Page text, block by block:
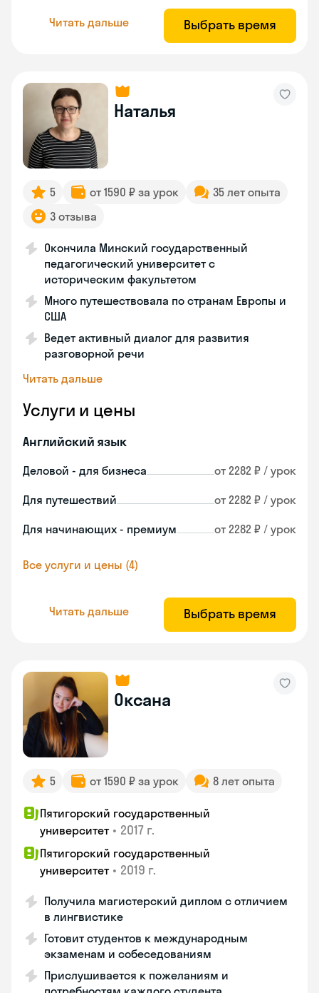
Читать дальше Выбрать время
Наталья
5 от 1590 ₽ за урок
35 лет опыта
3 отзыва
Окончила Минский государственный
педагогический университет с
историческим факультетом
Много путешествовала по странам Европы и
США
Ведет активный диалог для развития
разговорной речи
Читать дальше
Услуги и цены
Английский язык
Деловой - для бизнеса от 2282 ₽ / урок
Для путешествий от 2282 ₽ / урок
Для начинающих - премиум от 2282 ₽ / урок
Все услуги и цены (4)
Читать дальше Выбрать время
Оксана
5 от 1590 ₽ за урок 8 лет опыта
Пятигорский государственный
университет • 2017 г.
Пятигорский государственный
университет • 2019 г.
Получила магистерский диплом с отличием
в лингвистике
Готовит студентов к международным
экзаменам и собеседованиям
Прислушивается к пожеланиям и